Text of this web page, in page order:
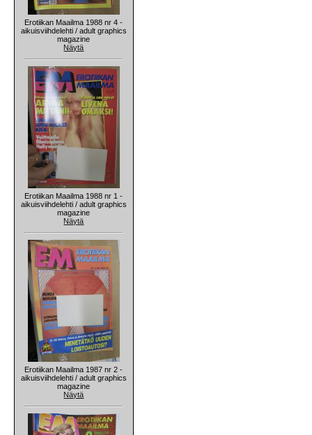
Erotiikan Maailma 1988 nr 4 -
aikuisviihdelehti / adult graphics
magazine
Näytä
Erotiikan Maailma 1988 nr 1 -
aikuisviihdelehti / adult graphics
magazine
Näytä
Erotiikan Maailma 1987 nr 2 -
aikuisviihdelehti / adult graphics
magazine
Näytä